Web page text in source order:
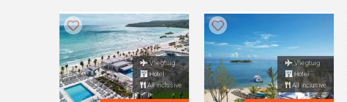
Vliegtuig
Hotel
All inclusive
Vliegtuig
Hotel
All inclusive